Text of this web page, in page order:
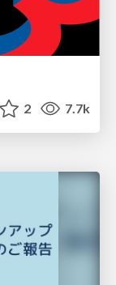
2 7.7k